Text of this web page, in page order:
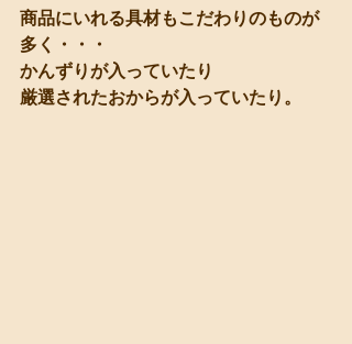
商品にいれる具材もこだわりのものが
多く・・・
かんずりが入っていたり
厳選されたおからが入っていたり。